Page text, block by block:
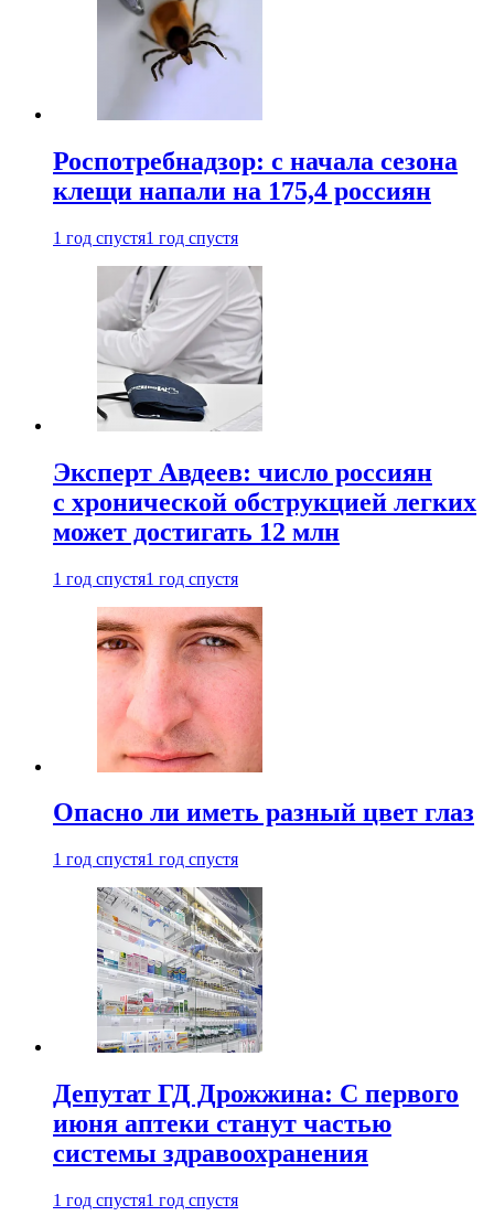
Роспотребнадзор: с начала сезона
клещи напали на 175,4 россиян
1 год спустя1 год спустя
Эксперт Авдеев: число россиян
с хронической обструкцией легких
может достигать 12 млн
1 год спустя1 год спустя
Опасно ли иметь разный цвет глаз
1 год спустя1 год спустя
Депутат ГД Дрожжина: С первого
июня аптеки станут частью
системы здравоохранения
1 год спустя1 год спустя